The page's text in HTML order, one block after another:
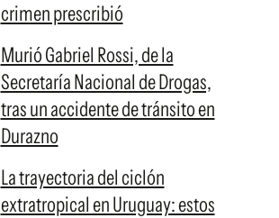
crimen prescribió
Murió Gabriel Rossi, de la
Secretaría Nacional de Drogas,
tras un accidente de tránsito en
Durazno
La trayectoria del ciclón
extratropical en Uruguay: estos